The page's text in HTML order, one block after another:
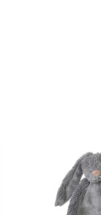
Wunderschönes
Kuscheltuch
ZUM